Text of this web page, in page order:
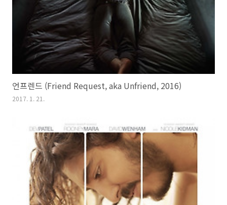
언프렌드 (Friend Request, aka Unfriend, 2016)
2017. 1. 21.